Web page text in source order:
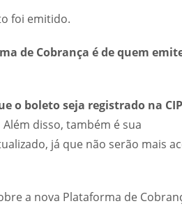
foi emitido.
de Cobrança é de quem
o boleto seja registrado na CIP
Além disso, também é sua
já que não serão mais
a nova Plataforma de